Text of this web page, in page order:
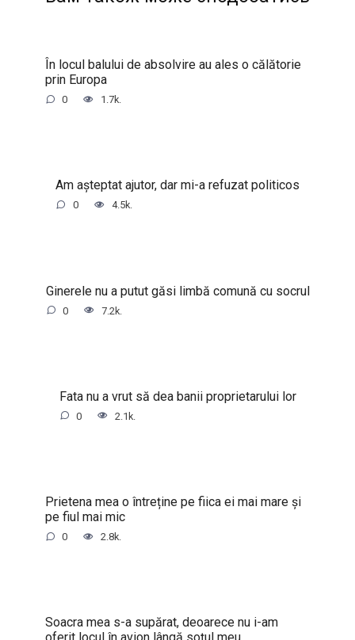
În locul balului de absolvire au ales o călătorie
prin Europa
0 1.7k.
Am așteptat ajutor, dar mi-a refuzat politicos
0 4.5k.
Ginerele nu a putut găsi limbă comună cu socrul
0 7.2k.
Fata nu a vrut să dea banii proprietarului lor
0 2.1k.
Prietena mea o întreține pe fiica ei mai mare și
pe fiul mai mic
0 2.8k.
Soacra mea s-a supărat, deoarece nu i-am